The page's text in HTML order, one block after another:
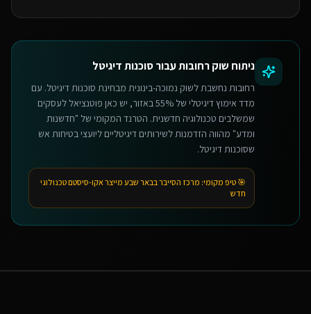
ניתוח שוקרחובותעבורסוכנות דיגיטל
רחובות נחשבת לשוק נמוכה-בינונית מבחינת סוכנות דיגיטל. עם
מדד אימוץ דיגיטלי של 55% באזור, יש כאן פוטנציאל לעסקים
שמשלבים טכנולוגיה חדשנית. הטרנד המקומי של "חדשנות
ומדע" מהווה הזדמנות לשירותים דיגיטליים ליועצי בטיחות אש
שסוכנות דיגיטל.
🎯 טיפ מקומי: מרכז הסייבר בבאר שבע מייצר אקו-סיסטם טכנולוגי
חדש